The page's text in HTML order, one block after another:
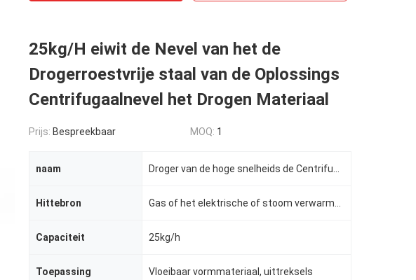
25kg/H eiwit de Nevel van het de
Drogerroestvrije staal van de Oplossings
Centrifugaalnevel het Drogen Materiaal
Prijs: Bespreekbaar MOQ: 1
naam
Hittebron
Capaciteit 25kg/h
Toepassing Vloeibaar vormmateriaal, uittreksels